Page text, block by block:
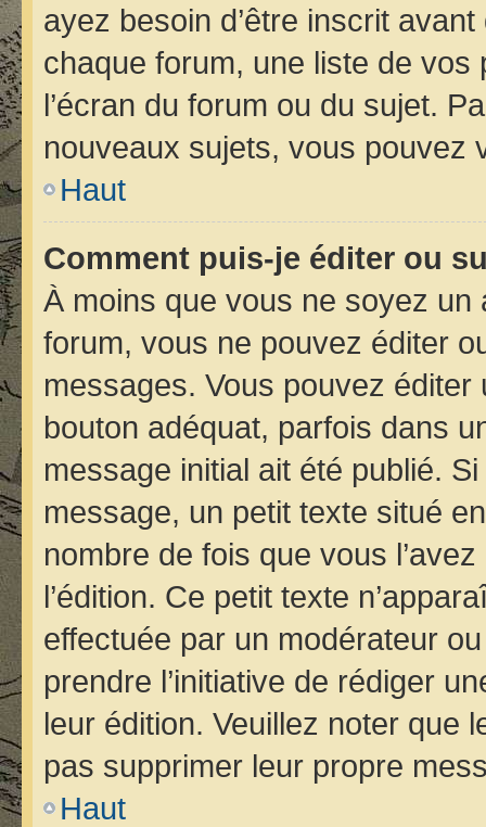
ayez besoin d’être inscrit
chaque forum, une liste de
l’écran du forum ou du sujet.
nouveaux sujets, vous pouvez
Haut
Comment puis-je éditer ou
À moins que vous ne soyez
forum, vous ne pouvez éditer
messages. Vous pouvez
bouton adéquat, parfois dans
message initial ait été publié.
message, un petit texte situé
nombre de fois que vous
l’édition. Ce petit texte
effectuée par un modérateur
prendre l’initiative de rédiger
leur édition. Veuillez noter que
pas supprimer leur propre
Haut